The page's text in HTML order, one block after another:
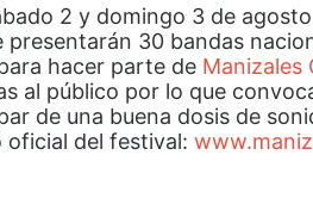
2 y domingo 3 de
presentarán 30 bandas
hacer parte de Manizales
al público por lo que
de una buena dosis de
oficial del festival: